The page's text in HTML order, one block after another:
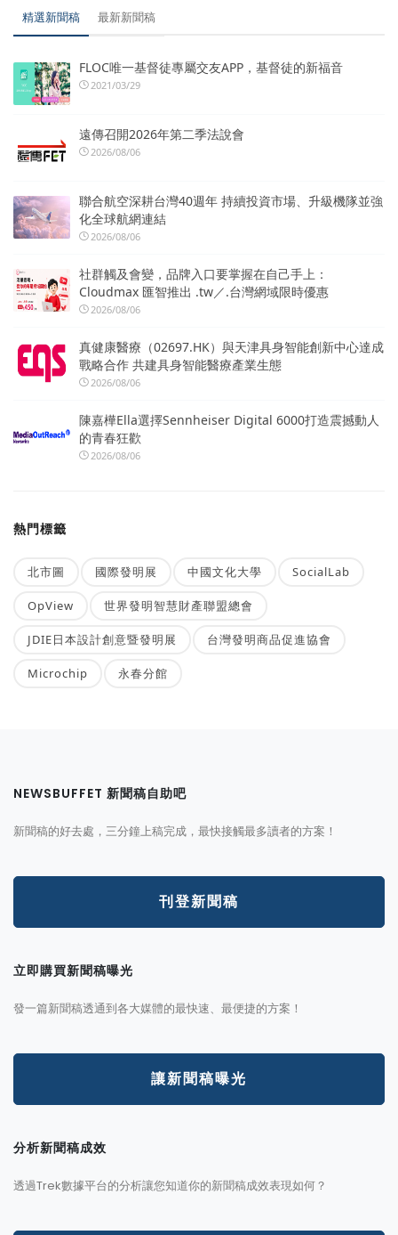
精選新聞稿 最新新聞稿
FLOC唯一基督徒專屬交友APP，基督徒的新福音
2021/03/29
遠傳召開2026年第二季法說會
2026/08/06
聯合航空深耕台灣40週年 持續投資市場、升級機隊並強
化全球航網連結
2026/08/06
社群觸及會變，品牌入口要掌握在自己手上：
Cloudmax 匯智推出 .tw／.台灣網域限時優惠
2026/08/06
真健康醫療（02697.HK）與天津具身智能創新中心達成
戰略合作 共建具身智能醫療產業生態
2026/08/06
陳嘉樺Ella選擇Sennheiser Digital 6000打造震撼動人
的青春狂歡
2026/08/06
熱門標籤
北市圖 國際發明展 中國文化大學 SocialLab
OpView 世界發明智慧財產聯盟總會
JDIE日本設計創意暨發明展 台灣發明商品促進協會
Microchip 永春分館
NEWSBUFFET 新聞稿自助吧
新聞稿的好去處，三分鐘上稿完成，最快接觸最多讀者的方案！
刊登新聞稿
立即購買新聞稿曝光
發一篇新聞稿透通到各大媒體的最快速、最便捷的方案！
讓新聞稿曝光
分析新聞稿成效
透過Trek數據平台的分析讓您知道你的新聞稿成效表現如何？